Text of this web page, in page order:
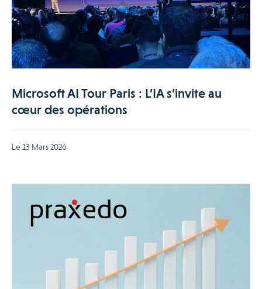
Microsoft AI Tour Paris : L’IA s’invite au
cœur des opérations
Le 13 Mars 2026